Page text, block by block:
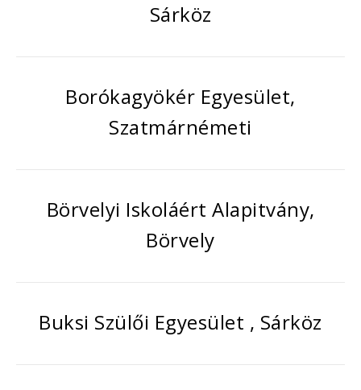
Sárköz
Borókagyökér Egyesület,
Szatmárnémeti
Börvelyi Iskoláért Alapitvány,
Börvely
Buksi Szülői Egyesület , Sárköz